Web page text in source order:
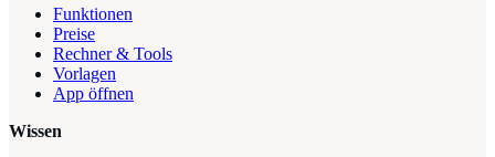
Funktionen
Preise
Rechner & Tools
Vorlagen
App öffnen
Wissen